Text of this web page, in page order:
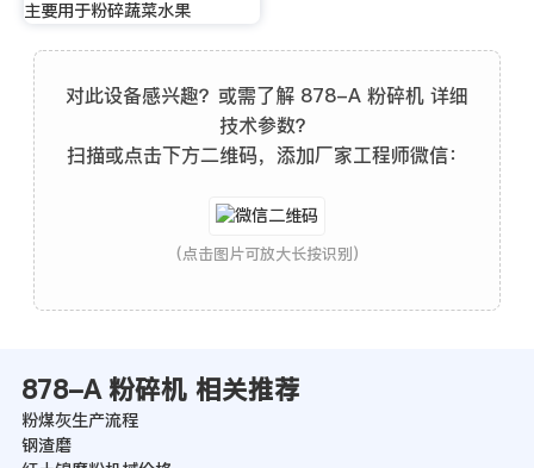
主要用于粉碎蔬菜水果
对此设备感兴趣？或需了解 878-A 粉碎机 详细
技术参数？
扫描或点击下方二维码，添加厂家工程师微信：
(点击图片可放大长按识别)
878-A 粉碎机 相关推荐
粉煤灰生产流程
钢渣磨